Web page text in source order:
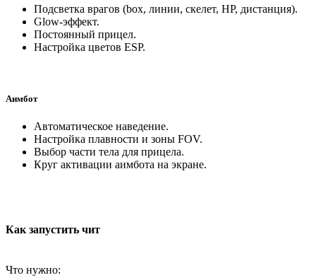
Подсветка врагов (box, линии, скелет, HP, дистанция).
Glow-эффект.
Постоянный прицел.
Настройка цветов ESP.
Аимбот
Автоматическое наведение.
Настройка плавности и зоны FOV.
Выбор части тела для прицела.
Круг активации аимбота на экране.
Как запустить чит
Что нужно: